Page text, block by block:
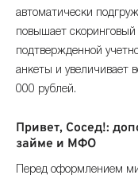
автоматически
повышает скоринговый
подтвержденной
анкеты и увеличивает
000 рублей.
Привет, Сосед!:
займе и МФО
Перед оформлением